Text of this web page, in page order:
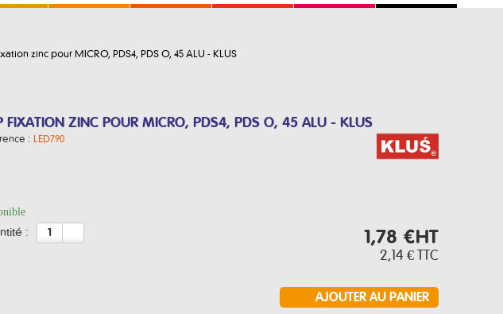
zinc pour MICRO, PDS4, PDS O, 45 ALU - KLUS
FIXATION ZINC POUR MICRO, PDS4, PDS O, 45 ALU - KLUS
: LED790
: 1,78 €HT
2,14 € TTC